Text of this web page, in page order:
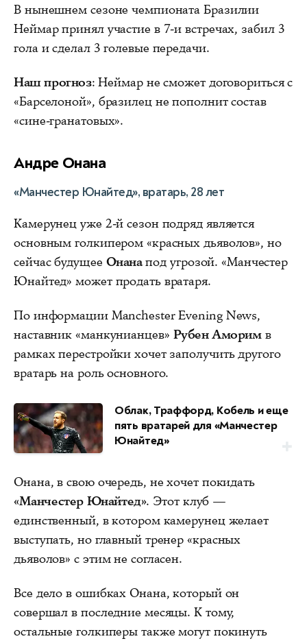
В нынешнем сезоне чемпионата Бразилии
Неймар принял участие в 7-и встречах, забил 3
гола и сделал 3 голевые передачи.
Наш прогноз: Неймар не сможет договориться с
«Барселоной», бразилец не пополнит состав
«сине-гранатовых».
Андре Онана
«Манчестер Юнайтед», вратарь, 28 лет
Камерунец уже 2-й сезон подряд является
основным голкипером «красных дьяволов», но
сейчас будущее Онанапод угрозой. «Манчестер
Юнайтед» может продать вратаря.
По информации Manchester Evening News,
наставник «манкунианцев» Рубен Аморимв
рамках перестройки хочет заполучить другого
вратарь на роль основного.
Облак, Траффорд, Кобель и еще
пять вратарей для «Манчестер
Юнайтед»
Онана, в свою очередь, не хочет покидать
«Манчестер Юнайтед». Этот клуб —
единственный, в котором камерунец желает
выступать, но главный тренер «красных
дьяволов» с этим не согласен.
Все дело в ошибках Онана, который он
совершал в последние месяцы. К тому,
остальные голкиперы также могут покинуть